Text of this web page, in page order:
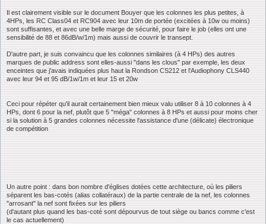
Il est clairement visible sur le document Bouyer que les colonnes les plus petites, à
4HPs, les RC Class04 et RC904 avec leur 10m de portée (excitées à 10w ou moins)
sont suffisantes, et avec une belle marge de sécurité, pour faire le job (elles ont une
sensibilité de 88 et 86dB/w/1m) mais aussi de couvrir le transept.
D'autre part, je suis convaincu que les colonnes similaires (à 4 HPs) des autres
marques de public address sont elles-aussi "dans les clous" par exemple, les deux
enceintes que j'avais indiquées plus haut la Rondson CS212 et l'Audiophony CLS440
avec leur 94 et 95 dB/1w/1m et leur 15 et 20w
Ceci pour répéter qu'il aurait certainement bien mieux valu utiliser 8 à 10 colonnes à 4
HPs, dont 6 pour la nef, plutôt que 5 "méga" colonnes à 8 HPs et aussi pour moins cher
si la solution à 5 grandes colonnes nécessite l'assistance d'une (délicate) électronique
de compétition
Un autre point : dans bon nombre d'églises dotées cette architecture, où les piliers
séparent les bas-cotés (alias collatéraux) de la partie centrale de la nef, les colonnes
"arrosant" la nef sont fixées sur les piliers
(d'autant plus quand les bas-coté sont dépourvus de tout siège ou bancs comme c'est
le cas actuellement)